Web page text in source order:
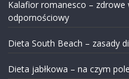
Kalafior romanesco – zdrowe
odpornościowy
Dieta South Beach – zasady
Dieta jabłkowa – na czym